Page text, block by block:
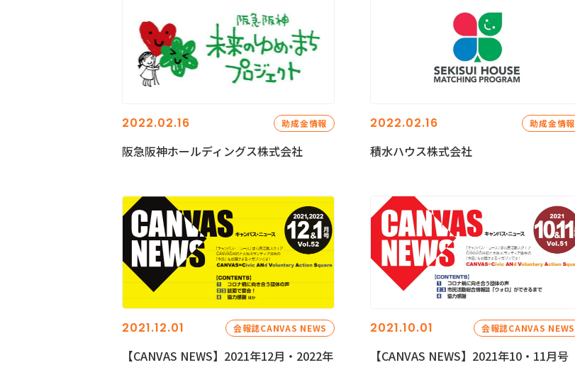
2022.02.16 助成金情報
阪急阪神ホールディングス株式会社
2022.02.16 助成金情報
積水ハウス株式会社
2021.12.01 会報誌CANVAS NEWS
【CANVAS NEWS】2021年12月・2022年
2021.10.01 会報誌CANVAS NEWS
【CANVAS NEWS】2021年10・11月号